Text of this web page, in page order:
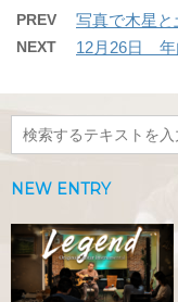
PREV 写真で木星と
NEXT 12月26日 年
NEW ENTRY